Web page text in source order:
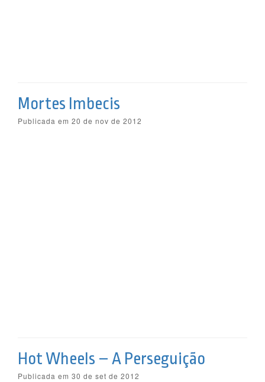
Mortes Imbecis
Publicada em 20 de nov de 2012
Hot Wheels – A Perseguição
Publicada em 30 de set de 2012